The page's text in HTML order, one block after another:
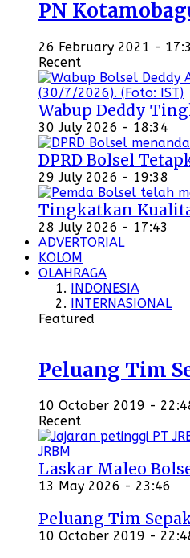
PN
26 February 2021 -
Recent
Wabup Deddy
30 July 2026 - 18:34
DPRD Bolsel
29 July 2026 - 19:38
Tingkatkan
28 July 2026 - 17:43
ADVERTORIAL
KOLOM
OLAHRAGA
INDONESIA
INTERNASIONAL
Featured
Peluang Tim
10 October 2019 -
Recent
Laskar Maleo
13 May 2026 - 23:46
Peluang Tim
10 October 2019 -